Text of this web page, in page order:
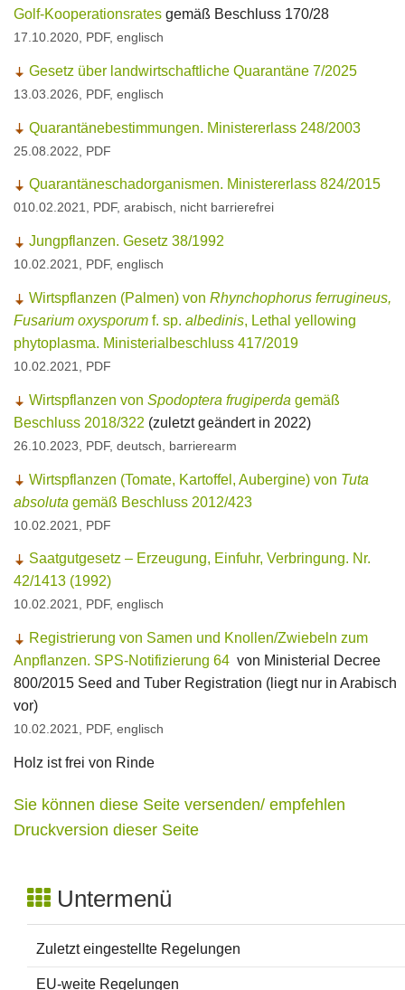
Golf-Kooperationsrates gemäß Beschluss 170/28
17.10.2020, PDF, englisch
Gesetz über landwirtschaftliche Quarantäne 7/2025
13.03.2026, PDF, englisch
Quarantänebestimmungen. Ministererlass 248/2003
25.08.2022, PDF
Quarantäneschadorganismen. Ministererlass 824/2015
010.02.2021, PDF, arabisch, nicht barrierefrei
Jungpflanzen. Gesetz 38/1992
10.02.2021, PDF, englisch
Wirtspflanzen (Palmen) von Rhynchophorus ferrugineus,
Fusarium oxysporum f. sp. albedinis, Lethal yellowing
phytoplasma. Ministerialbeschluss 417/2019
10.02.2021, PDF
Wirtspflanzen von Spodoptera frugiperda gemäß
Beschluss 2018/322 (zuletzt geändert in 2022)
26.10.2023 , PDF, deutsch, barrierearm
Wirtspflanzen (Tomate, Kartoffel, Aubergine) von Tuta
absoluta gemäß Beschluss 2012/423
10.02.2021, PDF
Saatgutgesetz – Erzeugung, Einfuhr, Verbringung. Nr.
42/1413 (1992)
10.02.2021, PDF, englisch
Registrierung von Samen und Knollen/Zwiebeln zum
Anpflanzen. SPS-Notifizierung 64 von Ministerial Decree
800/2015 Seed and Tuber Registration (liegt nur in Arabisch
vor)
10.02.2021, PDF, englisch
Holz ist frei von Rinde
Sie können diese Seite versenden/ empfehlen
Druckversion dieser Seite
Untermenü
Zuletzt eingestellte Regelungen
EU-weite Regelungen